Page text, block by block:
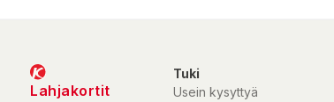
Lahjakortit
Tuki
Usein kysyttyä